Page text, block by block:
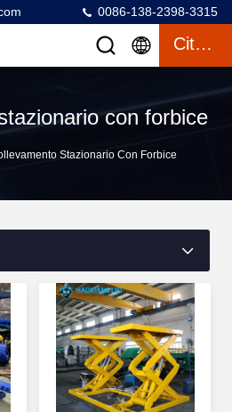
0086-138-2398-3315
Citazione
con forbice
Stazionario Con Forbice